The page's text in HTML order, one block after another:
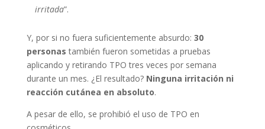
irritada”.
Y, por si no fuera suficientemente absurdo: 30
personas también fueron sometidas a pruebas
aplicando y retirando TPO tres veces por semana
durante un mes. ¿El resultado? Ninguna irritación ni
reacción cutánea en absoluto.
A pesar de ello, se prohibió el uso de TPO en